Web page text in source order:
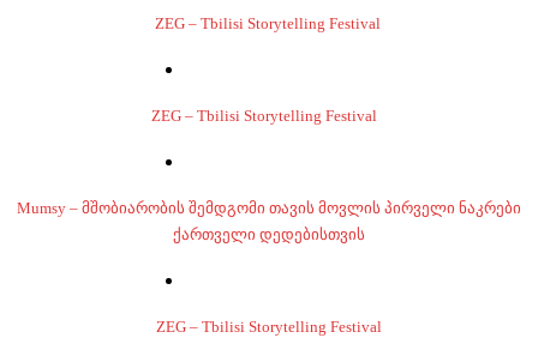
ZEG – Tbilisi Storytelling Festival
ZEG – Tbilisi Storytelling Festival
Mumsy – მშობიარობის შემდგომი თავის მოვლის პირველი ნაკრები
ქართველი დედებისთვის
ZEG – Tbilisi Storytelling Festival